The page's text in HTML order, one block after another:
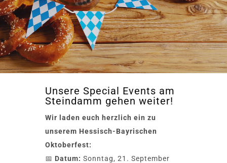
Unsere Special Events am
Steindamm gehen weiter!
Wir laden euch herzlich ein zu
unserem Hessisch-Bayrischen
Oktoberfest:
📅 Datum: Sonntag, 21. September